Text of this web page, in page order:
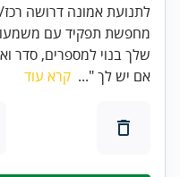
לתנועת אמונה דרושה
מחפשת תפקיד עם
שלך בנוי למספרים, סדר
אם יש לך "... קרא עוד